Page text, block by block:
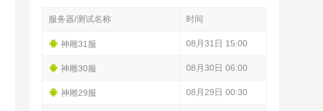
服务器/测试名称 时间
神雕31服 08月31日 15:00
神雕30服 08月30日 06:00
神雕29服 08月29日 00:30